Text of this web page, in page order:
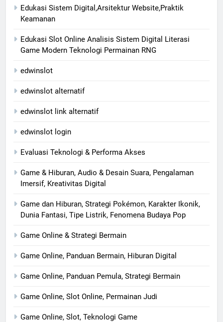
Edukasi Sistem Digital,Arsitektur Website,Praktik
Keamanan
Edukasi Slot Online Analisis Sistem Digital Literasi
Game Modern Teknologi Permainan RNG
edwinslot
edwinslot alternatif
edwinslot link alternatif
edwinslot login
Evaluasi Teknologi & Performa Akses
Game & Hiburan, Audio & Desain Suara, Pengalaman
Imersif, Kreativitas Digital
Game dan Hiburan, Strategi Pokémon, Karakter Ikonik,
Dunia Fantasi, Tipe Listrik, Fenomena Budaya Pop
Game Online & Strategi Bermain
Game Online, Panduan Bermain, Hiburan Digital
Game Online, Panduan Pemula, Strategi Bermain
Game Online, Slot Online, Permainan Judi
Game Online, Slot, Teknologi Game